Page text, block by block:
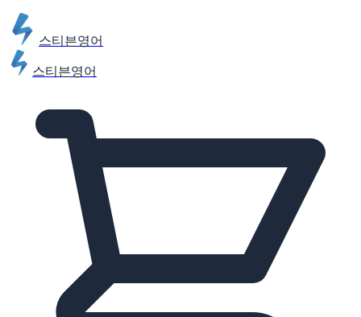
스티븐영어
스티븐영어